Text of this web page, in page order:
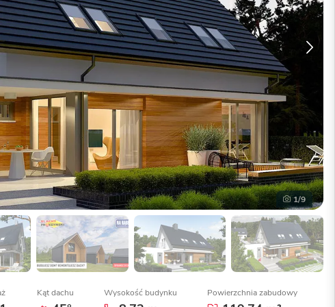
1/9
Kąt dachu Wysokość budynku Powierzchnia zabudowy